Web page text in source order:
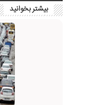
بیشتر بخوانید